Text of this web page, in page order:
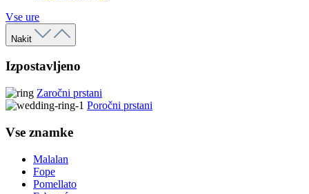
Vse ure
Nakit
Izpostavljeno
Zaročni prstani
Poročni prstani
Vse znamke
Malalan
Fope
Pomellato